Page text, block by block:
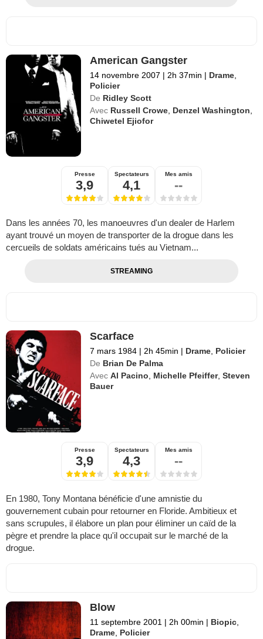
American Gangster
14 novembre 2007 | 2h 37min | Drame
Policier
De Ridley Scott
Avec Russell Crowe Denzel Washington
Chiwetel Ejiofor
Presse
3,9
Spectateurs
4,1
Mes amis
--
Dans les années 70, les manoeuvres d'un dealer de Harlem
ayant trouvé un moyen de transporter de la drogue dans les
cercueils de soldats américains tués au Vietnam...
STREAMING
Scarface
7 mars 1984 | 2h 45min | Drame Policier
De Brian De Palma
Avec Al Pacino Michelle Pfeiffer,Steven
Bauer
Presse
3,9
Spectateurs
4,3
Mes amis
--
En 1980, Tony Montana bénéficie d'une amnistie du
gouvernement cubain pour retourner en Floride. Ambitieux et
sans scrupules, il élabore un plan pour éliminer un caïd de la
pègre et prendre la place qu'il occupait sur le marché de la
drogue.
Blow
11 septembre 2001 | 2h 00min | Biopic
Drame Policier